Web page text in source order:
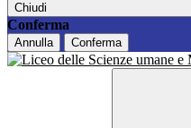
Chiudi
Conferma
Annulla Conferma